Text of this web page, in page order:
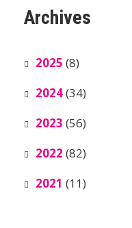
Archives
2025 (8)
2024(34)
2023 (56)
2022 (82)
2021 (11)